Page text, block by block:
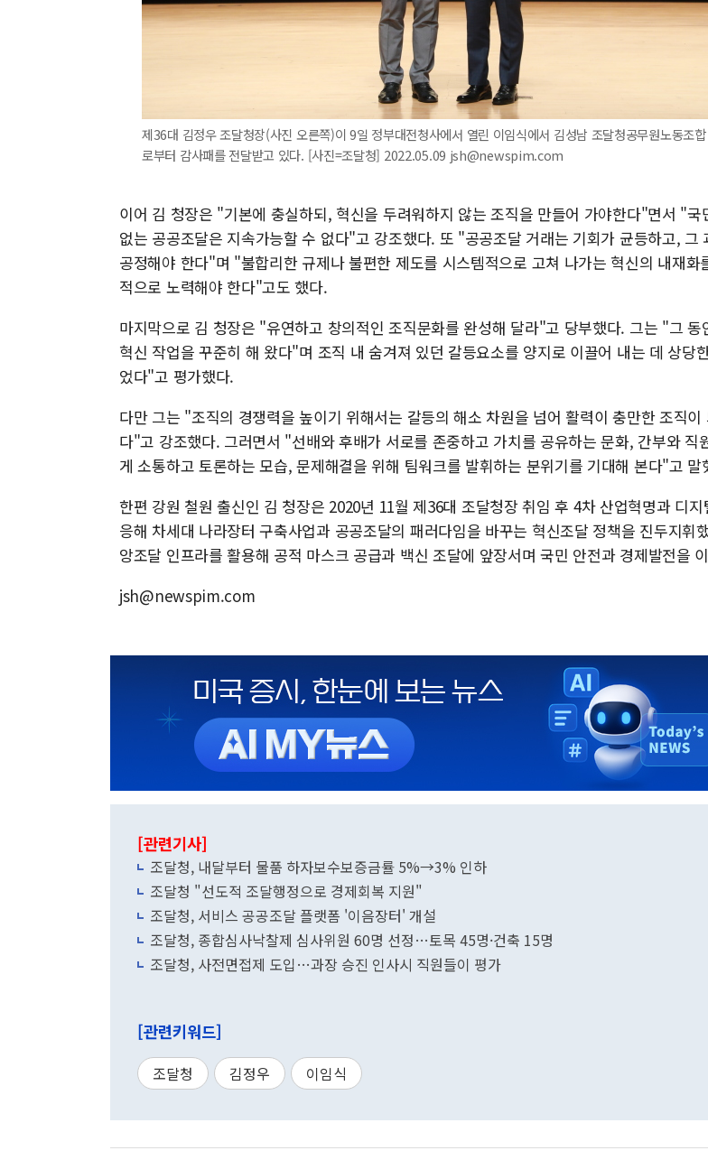
제36대 김정우 조달청장(사진 오른쪽)이 9일 정부대전청사에서 열린 이임식에서 김성남 조달청공무원노동조
로부터 감사패를 전달받고 있다. [사진=조달청] 2022.05.09 jsh@newspim.com
이어 김 청장은 "기본에 충실하되, 혁신을 두려워하지 않는 조직을 만들어 가야한다"면서 "국
없는 공공조달은 지속가능할 수 없다"고 강조했다. 또 "공공조달 거래는 기회가 균등하고, 그
공정해야 한다"며 "불합리한 규제나 불편한 제도를 시스템적으로 고쳐 나가는 혁신의 내재화
적으로 노력해야 한다"고도 했다.
마지막으로 김 청장은 "유연하고 창의적인 조직문화를 완성해 달라"고 당부했다. 그는 "그 동
혁신 작업을 꾸준히 해 왔다"며 조직 내 숨겨져 있던 갈등요소를 양지로 이끌어 내는 데 상당
었다"고 평가했다.
다만 그는 "조직의 경쟁력을 높이기 위해서는 갈등의 해소 차원을 넘어 활력이 충만한 조직이
다"고 강조했다. 그러면서 "선배와 후배가 서로를 존중하고 가치를 공유하는 문화, 간부와 직
게 소통하고 토론하는 모습, 문제해결을 위해 팀워크를 발휘하는 분위기를 기대해 본다"고 말
한편 강원 철원 출신인 김 청장은 2020년 11월 제36대 조달청장 취임 후 4차 산업혁명과 디지
응해 차세대 나라장터 구축사업과 공공조달의 패러다임을 바꾸는 혁신조달 정책을 진두지휘
앙조달 인프라를 활용해 공적 마스크 공급과 백신 조달에 앞장서며 국민 안전과 경제발전을
jsh@newspim.com
[관련기사]
조달청, 내달부터 물품 하자보수보증금률 5%→3% 인하
조달청 "선도적 조달행정으로 경제회복 지원"
조달청, 서비스 공공조달 플랫폼 '이음장터' 개설
조달청, 종합심사낙찰제 심사위원 60명 선정…토목 45명·건축 15명
조달청, 사전면접제 도입…과장 승진 인사시 직원들이 평가
[관련키워드]
조달청 김정우 이임식